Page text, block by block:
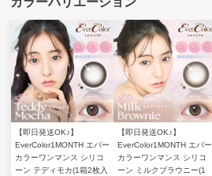
【即日発送OK♪】
EverColor1MONTH エバー
カラーワンマンス シリコ
ーン テディモカ(1箱2枚入
【即日発送OK♪】
EverColor1MONTH エバー
カラーワンマンス シリコ
ーン ミルクブラウニー(1